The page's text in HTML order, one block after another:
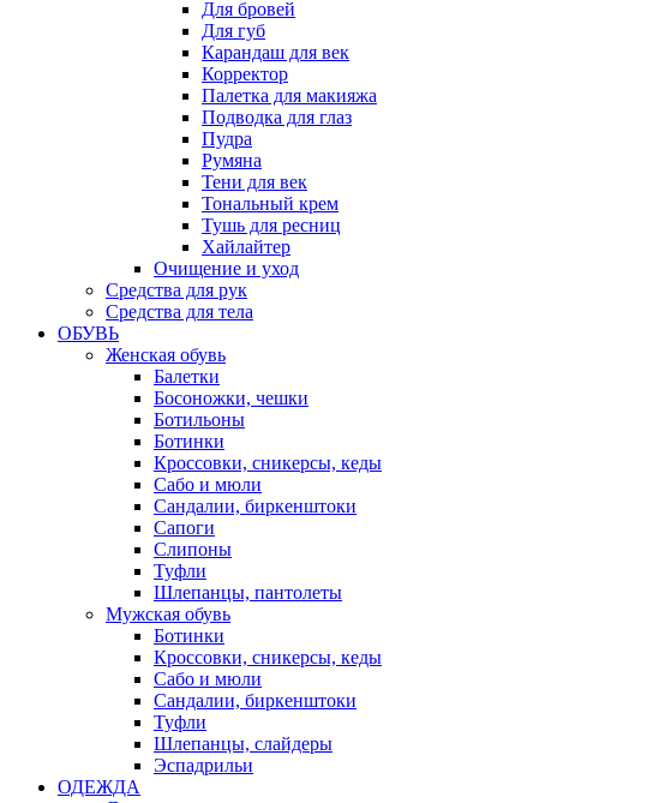
Для бровей
Для губ
Карандаш для век
Корректор
Палетка для макияжа
Подводка для глаз
Пудра
Румяна
Тени для век
Тональный крем
Тушь для ресниц
Хайлайтер
Очищение и уход
Средства для рук
Средства для тела
ОБУВЬ
Женская обувь
Балетки
Босоножки, чешки
Ботильоны
Ботинки
Кроссовки, сникерсы, кеды
Сабо и мюли
Сандалии, биркенштоки
Сапоги
Слипоны
Туфли
Шлепанцы, пантолеты
Мужская обувь
Ботинки
Кроссовки, сникерсы, кеды
Сабо и мюли
Сандалии, биркенштоки
Туфли
Шлепанцы, слайдеры
Эспадрильи
ОДЕЖДА